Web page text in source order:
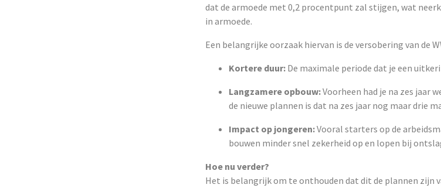
dat de armoede met 0,2 procentpunt zal stijgen, wat
in armoede.
Een belangrijke oorzaak hiervan is de versobering van de
Kortere duur:De maximale periode dat je een
Langzamere opbouw:Voorheen had je na zes jaar
de nieuwe plannen is dat na zes jaar nog maar drie
Impact op jongeren:Vooral starters op de
bouwen minder snel zekerheid op en lopen bij
Hoe nu verder?
Het is belangrijk om te onthouden dat dit de plannen zijn